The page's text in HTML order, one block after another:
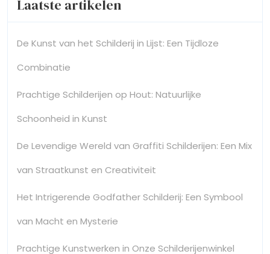
Laatste artikelen
De Kunst van het Schilderij in Lijst: Een Tijdloze
Combinatie
Prachtige Schilderijen op Hout: Natuurlijke
Schoonheid in Kunst
De Levendige Wereld van Graffiti Schilderijen: Een Mix
van Straatkunst en Creativiteit
Het Intrigerende Godfather Schilderij: Een Symbool
van Macht en Mysterie
Prachtige Kunstwerken in Onze Schilderijenwinkel